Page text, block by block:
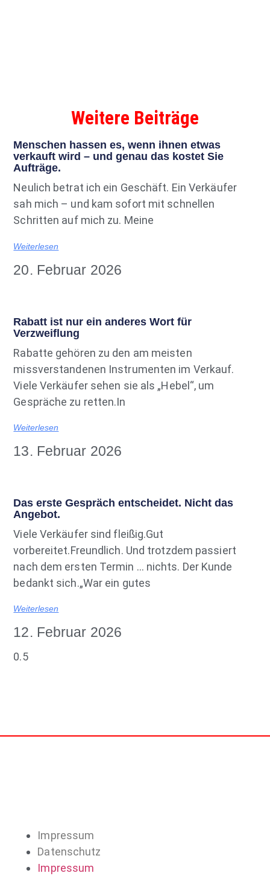
Weitere Beiträge
Menschen hassen es, wenn ihnen etwas
verkauft wird – und genau das kostet Sie
Aufträge.
Neulich betrat ich ein Geschäft. Ein Verkäufer
sah mich – und kam sofort mit schnellen
Schritten auf mich zu. Meine
Weiterlesen
20. Februar 2026
Rabatt ist nur ein anderes Wort für
Verzweiflung
Rabatte gehören zu den am meisten
missverstandenen Instrumenten im Verkauf.
Viele Verkäufer sehen sie als „Hebel“, um
Gespräche zu retten.In
Weiterlesen
13. Februar 2026
Das erste Gespräch entscheidet. Nicht das
Angebot.
Viele Verkäufer sind fleißig.Gut
vorbereitet.Freundlich. Und trotzdem passiert
nach dem ersten Termin … nichts. Der Kunde
bedankt sich.„War ein gutes
Weiterlesen
12. Februar 2026
Impressum
Datenschutz
Impressum